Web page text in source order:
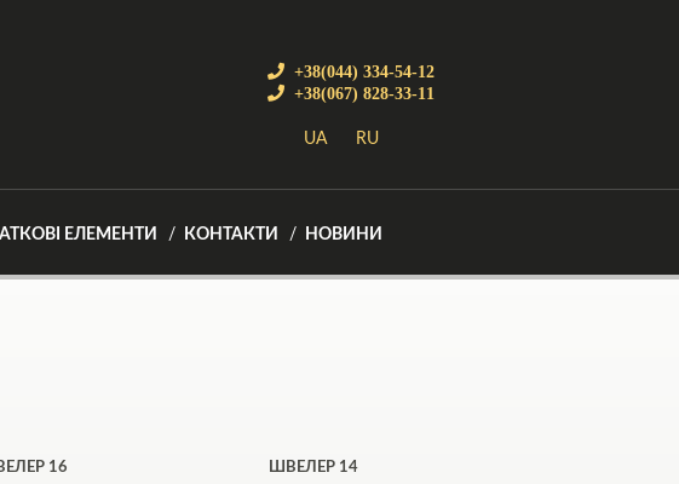
+38(044) 334-54-12
+38(067) 828-33-11
UA RU
ЕЛЕМЕНТИ КОНТАКТИ НОВИНИ
16 ШВЕЛЕР 14